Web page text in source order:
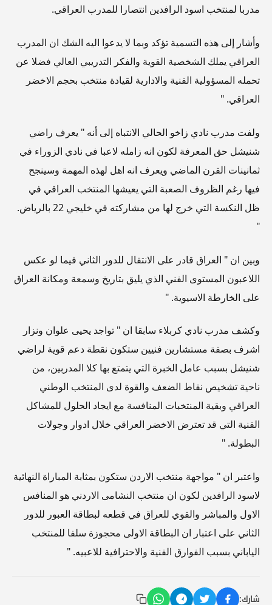
مدربا لمنتخب اسود الرافدين انتصارا للمدرب العراقي.
وأشار إلى هذه التسمية تؤكد وبما لا يدعوا اليه الشك ان المدرب
العراقي يملك الشخصية القوية والفكر التدريبي العالي فضلا عن
تحمله المسؤولية الفنية والادارية لقيادة منتخب بحجم الاخضر
العراقي. "
ولفت مدرب نادي زاخو الحالي الانتباه إلى أنه " يعرف راضي
شنيشل حق المعرفة لكون انه زامله لاعبا في نادي الزوراء في
ثمانينات القرن الماضي ويعرف انه اهل لهذه المهمة وسينجح
فيها رغم الظروف الصعبة التي يعيشها المنتخب العراقي في
ظل النكسة التي خرج لها من مشاركته في خليجي 22 بالرياض.
"
وبين ان " العراق قادر على الانتقال للدور الثاني فيما لو عكس
اللاعبون المستوى الفني الذي يليق بتاريخ وسمعة ومكانة العراق
على الخارطة الاسيوية. "
وكشف مدرب نادي كربلاء سابقا ان " تواجد يحيى علوان ونزار
اشرف بصفة مستشارين فنيين ستكون نقطة دعم قوية لراضي
شنيشل بسبب عامل الخبرة التي يتمتع بها كلا المدربين، من
ناحية تشخيص نقاط الضعف والقوة لدى المنتخب الوطني
العراقي وبقية المنتخبات المنافسة مع ايجاد الحلول للمشاكل
الفنية التي قد تعترض الاخضر العراقي خلال ادوار وجولات
البطولة. "
واعتبر ان " مواجهة منتخب الاردن ستكون بمثابة المباراة النهائية
لاسود الرافدين لكون ان منتخب النشامى الاردني هو المنافس
الاول والمباشر والقوي للعراق في قطعه لبطاقة العبور للدور
الثاني على اعتبار ان البطاقة الاولى محجوزة سلفا للمنتخب
الياباني بسبب الفوارق الفنية والاحترافية للاعبيه. "
شارك: